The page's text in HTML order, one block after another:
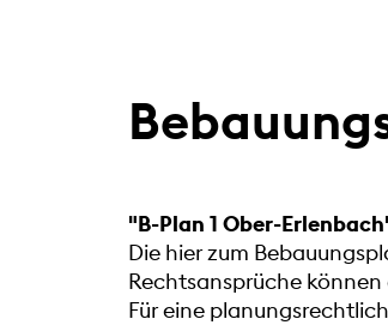
"B-Plan 1 Ober-
Die hier zum
Rechtsansprüche
Für eine